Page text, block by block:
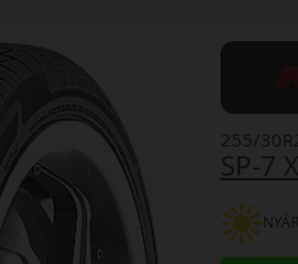
SP-7
255/